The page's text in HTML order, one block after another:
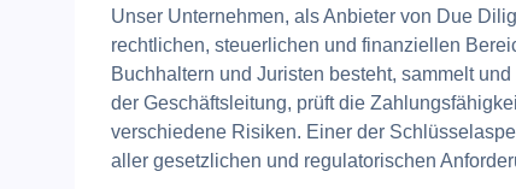
Unser Unternehmen, als Anbieter von Due
rechtlichen, steuerlichen und finanziellen
Buchhaltern und Juristen besteht, sammelt
der Geschäftsleitung, prüft die
verschiedene Risiken. Einer der
aller gesetzlichen und regulatorischen